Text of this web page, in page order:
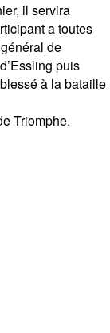
il servira
a toutes
de
puis
à la bataille
Triomphe.